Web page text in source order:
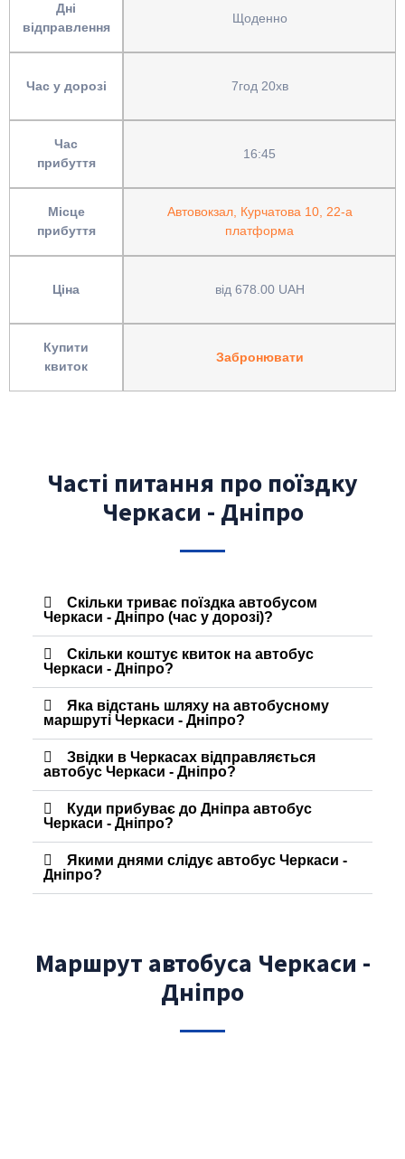
Дні
відправлення
Час у дорозі
Час
прибуття
Місце
прибуття
Ціна
Купити
квиток
Щоденно
7год 20хв
16:45
Автовокзал, Курчатова 10, 22-а
платформа
від 678.00 UAH
Забронювати
Часті питання про поїздку
Черкаси - Дніпро
Скільки триває поїздка автобусом
Черкаси - Дніпро (час у дорозі)?
Скільки коштує квиток на автобус
Черкаси - Дніпро?
Яка відстань шляху на автобусному
маршруті Черкаси - Дніпро?
Звідки в Черкасах відправляється
автобус Черкаси - Дніпро?
Куди прибуває до Дніпра автобус
Черкаси - Дніпро?
Якими днями слідує автобус Черкаси -
Дніпро?
Маршрут автобуса Черкаси -
Дніпро